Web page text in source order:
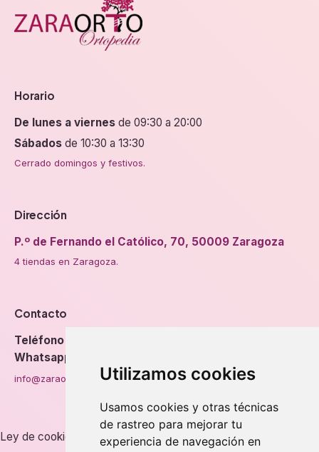
Utilizamos cookies
Usamos cookies y otras técnicas
de rastreo para mejorar tu
experiencia de navegación en
Horario
De lunes a viernes de 09:30 a 20:00
Sábados de 10:30 a 13:30
Cerrado domingos y festivos.
Dirección
P.º de Fernando el Católico, 70, 50009 Zaragoza
4 tiendas en Zaragoza.
Contacto
Teléfono
Whatsapp
info@zaraorto.com
Ley de cookies